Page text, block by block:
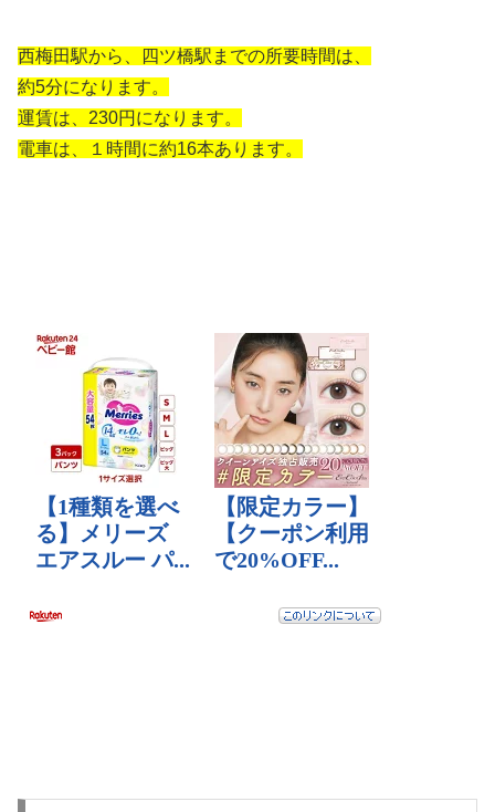
西梅田駅から、四ツ橋駅までの所要時間は、
約5分になります。
運賃は、230円になります。
電車は、１時間に約16本あります。